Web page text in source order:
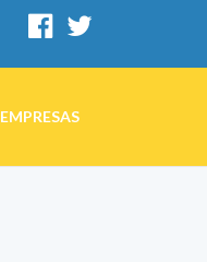
Facebook
EMPRESAS